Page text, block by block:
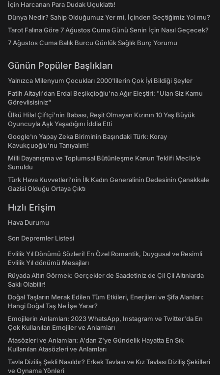
İçin Harcanan Para Dudak Uçuklattı!
Dünya Nedir? Sahip Olduğumuz Yer mi, İçinden Geçtiğimiz Yol mu?
Tarot Falına Göre 7 Ağustos Cuma Günü Senin İçin Nasıl Geçecek?
7 Ağustos Cuma Balık Burcu Günlük Sağlık Burç Yorumu
Günün Popüler Başlıkları
Yalnızca Milenyum Çocukları 2000'lilerin Çok İyi Bildiği Şeyler
Fatih Altaylı'dan Erdal Beşikçioğlu'na Ağır Eleştiri: "Ulan Siz Kamu
Görevlisisiniz"
Ülkü Hilal Çiftçi'nin Babası, Reşit Olmayan Kızının 10 Yaş Büyük
Oyuncuyla Aşk Yaşadığını İddia Etti
Google'ın Yapay Zeka Biriminin Başındaki Türk: Koray
Kavukçuoğlu'nu Tanıyalım!
Milli Dayanışma ve Toplumsal Bütünleşme Kanun Teklifi Meclis’e
Sunuldu
Türk Hava Kuvvetleri'nin İlk Kadın Generalinin Dedesinin Çanakkale
Gazisi Olduğu Ortaya Çıktı
Hızlı Erişim
Hava Durumu
Son Depremler Listesi
Evlilik Yıl Dönümü Sözleri! En Özel Romantik, Duygusal ve Resimli
Evlilik Yıl dönümü Mesajları
Rüyada Altın Görmek: Gerçekler de Saadetiniz de Çil Çil Altınlarda
Saklı Olabilir!
Doğal Taşların Merak Edilen Tüm Etkileri, Enerjileri ve Şifa Alanları:
Hangi Doğal Taş Ne İşe Yarar?
Emojilerin Anlamları: 2023 WhatsApp, Instagram ve Twitter'da En
Çok Kullanılan Emojiler ve Anlamları
Atasözleri ve Anlamları: A'dan Z'ye Gündelik Hayatta En Sık
Kullanılan Atasözleri ve Anlamları
Tavla Diziliş Şekli Nasıldır? Erkek Tavlası ve Kız Tavlası Diziliş Şekilleri
ve Oynama Yönleri